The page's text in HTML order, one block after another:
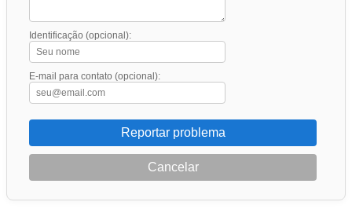
Identificação (opcional):
E-mail para contato (opcional):
Reportar problema
Cancelar